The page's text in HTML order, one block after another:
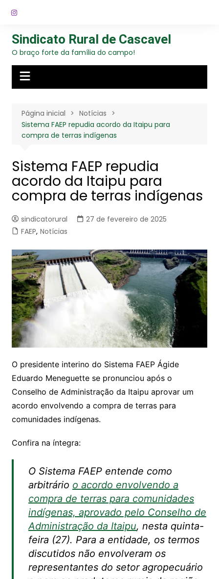
para
conteúdo
Sindicato Rural de Cascavel
O braço forte da família do campo!
Página inicial
Notícias
Sistema FAEP repudia acordo da Itaipu para
compra de terras indígenas
Sistema FAEP repudia
acordo da Itaipu para
compra de terras indígenas
sindicatorural
27 de fevereiro de 2025
FAEP, Notícias
O presidente interino do Sistema FAEP Ágide
Eduardo Meneguette se pronunciou após o
Conselho de Administração da Itaipu aprovar um
acordo envolvendo a compra de terras para
comunidades indígenas.
Confira na íntegra:
O Sistema FAEP entende como
arbitrário o acordo envolvendo a
compra de terras para comunidades
indígenas, aprovado pelo Conselho de
Administração da Itaipu, nesta quinta-
feira (27). Para a entidade, os termos
discutidos não envolveram os
representantes do setor agropecuário